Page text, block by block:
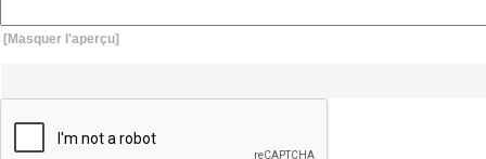
[Masquer l'aperçu]